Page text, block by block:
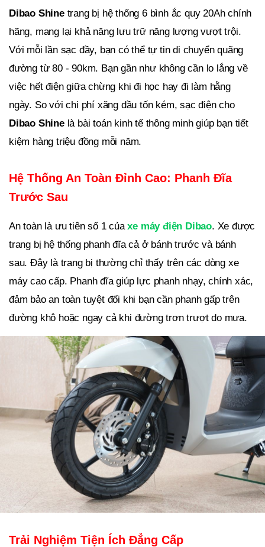
Dibao Shinetrang bị hệ thống 6 bình ắc quy 20Ah chính
hãng, mang lại khả năng lưu trữ năng lượng vượt trội.
Với mỗi lần sạc đầy, bạn có thể tự tin di chuyển quãng
đường từ 80 - 90km. Bạn gần như không cần lo lắng về
việc hết điện giữa chừng khi đi học hay đi làm hằng
ngày. So với chi phí xăng dầu tốn kém, sạc điện cho
Dibao Shinelà bài toán kinh tế thông minh giúp bạn tiết
kiệm hàng triệu đồng mỗi năm.
Hệ Thống An Toàn Đỉnh Cao: Phanh Đĩa
Trước Sau
An toàn là ưu tiên số 1 củaxe máy điện Dibao. Xe được
trang bị hệ thống phanh đĩa cả ở bánh trước và bánh
sau. Đây là trang bị thường chỉ thấy trên các dòng xe
máy cao cấp. Phanh đĩa giúp lực phanh nhạy, chính xác,
đảm bảo an toàn tuyệt đối khi bạn cần phanh gấp trên
đường khô hoặc ngay cả khi đường trơn trượt do mưa.
Trải Nghiệm Tiện Ích Đẳng Cấp